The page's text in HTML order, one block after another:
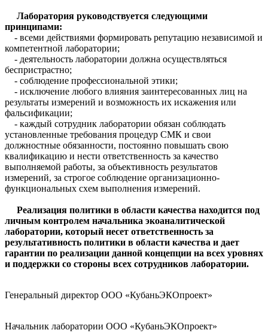
Лаборатория руководствуется следующими
принципами:
- всеми действиями формировать репутацию независимой и
компетентной лаборатории;
- деятельность лаборатории должна осуществляться
беспристрастно;
- соблюдение профессиональной этики;
- исключение любого влияния заинтересованных лиц на
результаты измерений и возможность их искажения или
фальсификации;
- каждый сотрудник лаборатории обязан соблюдать
установленные требования процедур СМК и свои
должностные обязанности, постоянно повышать свою
квалификацию и нести ответственность за качество
выполняемой работы, за объективность результатов
измерений, за строгое соблюдение организационно-
функциональных схем выполнения измерений.
Реализация политики в области качества находится под
личным контролем начальника экоаналитической
лаборатории, который несет ответственность за
результативность политики в области качества и дает
гарантии по реализации данной концепции на всех уровнях
и поддержки со стороны всех сотрудников лаборатории.
Генеральный директор ООО «КубаньЭКОпроект»
Начальник лаборатории ООО «КубаньЭКОпроект»